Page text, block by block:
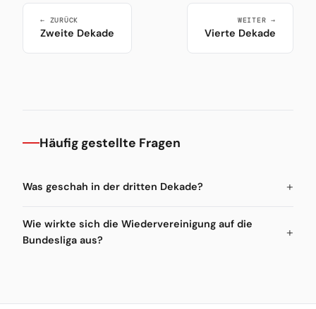
← ZURÜCK
Zweite Dekade
WEITER →
Vierte Dekade
Häufig gestellte Fragen
Was geschah in der dritten Dekade?
Wie wirkte sich die Wiedervereinigung auf die
Bundesliga aus?